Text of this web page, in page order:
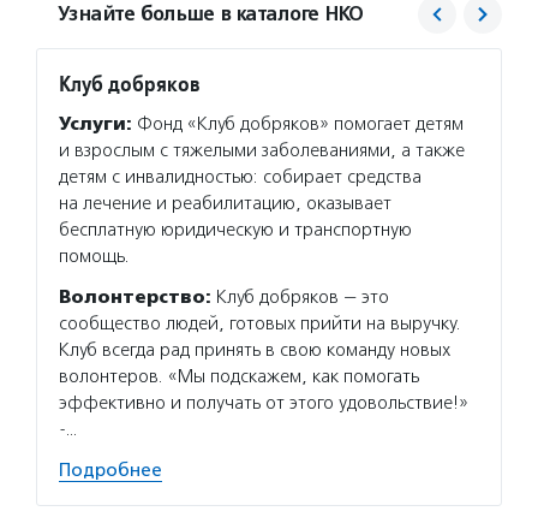
Узнайте больше в каталоге НКО
Клуб добряков
Услуги: Фонд «Клуб добряков» помогает детям
и взрослым с тяжелыми заболеваниями, а также
детям с инвалидностью: собирает средства
на лечение и реабилитацию, оказывает
бесплатную юридическую и транспортную
помощь.
Волонтерство: Клуб добряков — это
сообщество людей, готовых прийти на выручку.
Клуб всегда рад принять в свою команду новых
волонтеров. «Мы подскажем, как помогать
эффективно и получать от этого удовольствие!»
-…
Подробнее